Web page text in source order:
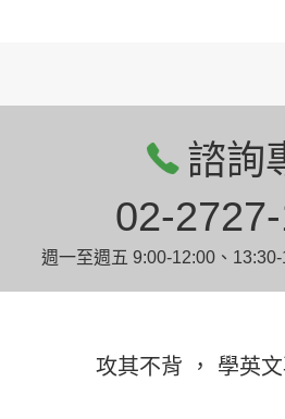
諮詢
02-
週一至週五 9:00-12:00、
攻其不背 ， 學英